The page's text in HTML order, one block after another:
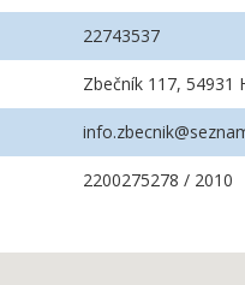
22743537
Zbečník 117, 54931
2200275278 / 2010